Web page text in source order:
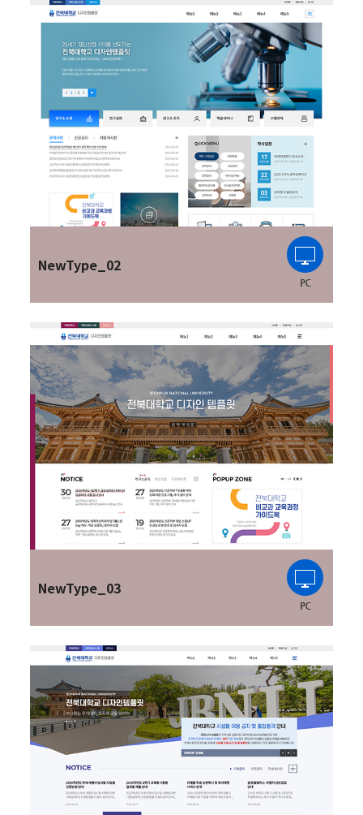
NewType_02
NewType_03